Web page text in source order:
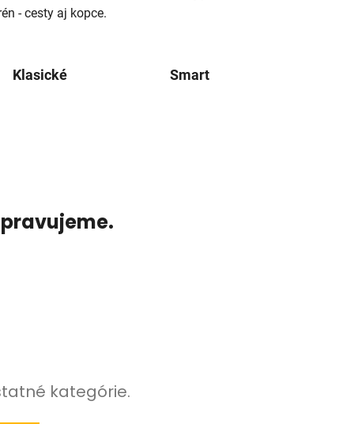
- cesty aj kopce.
Klasické Smart
kategórie.